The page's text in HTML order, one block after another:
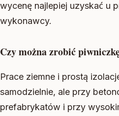
wycenę najlepiej uzyskać u
wykonawcy.
Czy można zrobić
Prace ziemne i prostą
samodzielnie, ale przy
prefabrykatów i przy